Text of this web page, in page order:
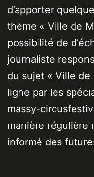
d’apporter
thème « Ville de
possibilité de
journaliste
du sujet « Ville de
ligne par les
massy-
manière régulière
informé des